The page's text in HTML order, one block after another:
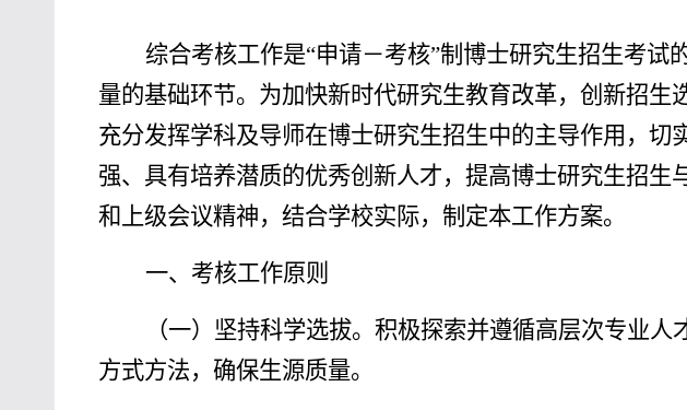
综合考核工作是“申请－考核”制博士研究生招生考试
量的基础环节。为加快新时代研究生教育改革，创新招生
充分发挥学科及导师在博士研究生招生中的主导作用，切
强、具有培养潜质的优秀创新人才，提高博士研究生招生
和上级会议精神，结合学校实际，制定本工作方案。
一、考核工作原则
（一）坚持科学选拔。 积极探索并遵循高层次专业人
方式方法，确保生源质量。